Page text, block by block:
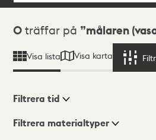
Sökresultat
0 träffar på målaren
Visa lista Visa karta
Visningsläge
Filtrera tid
Filtrera materialtyper